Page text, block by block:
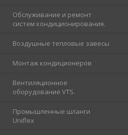
Обслуживание и ремонт
систем кондиционирования.
Воздушные тепловые завесы
Монтаж кондиционеров
Вентиляционное
оборудование VTS.
Промышленные шланги
Uniflex